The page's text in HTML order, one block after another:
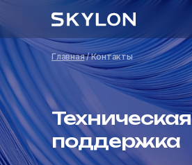
Главная/ Контакты
Техническая
поддержка